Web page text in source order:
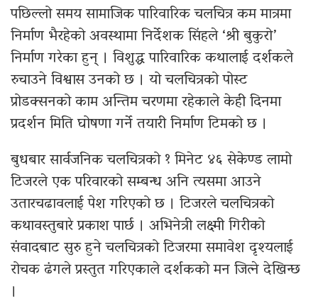
पछिल्लो समय सामाजिक पारिवारिक चलचित्र कम मात्रमा
निर्माण भैरहेको अवस्थामा निर्देशक सिंहले ‘श्री बुकुरो’
निर्माण गरेका हुन् । विशुद्ध पारिवारिक कथालाई दर्शकले
रुचाउने विश्वास उनको छ । यो चलचित्रको पोस्ट
प्रोडक्सनको काम अन्तिम चरणमा रहेकाले केही दिनमा
प्रदर्शन मिति घोषणा गर्ने तयारी निर्माण टिमको छ ।
बुधबार सार्वजनिक चलचित्रको १ मिनेट ४६ सेकेण्ड लामो
टिजरले एक परिवारको सम्बन्ध अनि त्यसमा आउने
उतारचढावलाई पेश गरिएको छ । टिजरले चलचित्रको
कथावस्तुबारे प्रकाश पार्छ । अभिनेत्री लक्ष्मी गिरीको
संवादबाट सुरु हुने चलचित्रको टिजरमा समावेश दृश्यलाई
रोचक ढंगले प्रस्तुत गरिएकाले दर्शकको मन जित्ने देखिन्छ
।